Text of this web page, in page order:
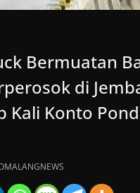
Bermuatan
di
Kali Konto